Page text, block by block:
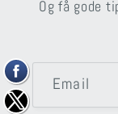
Og få gode
Email